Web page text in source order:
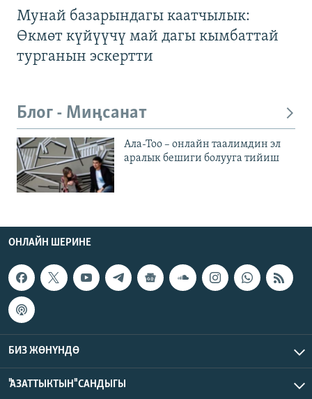
Мунай базарындагы каатчылык:
Өкмөт күйүүчү май дагы кымбаттай
турганын эскертти
Блог - Миңсанат
Ала-Тоо – онлайн таалимдин эл
аралык бешиги болууга тийиш
ОНЛАЙН ШЕРИНЕ
БИЗ ЖӨНҮНДӨ
"АЗАТТЫКТЫН" САНДЫГЫ